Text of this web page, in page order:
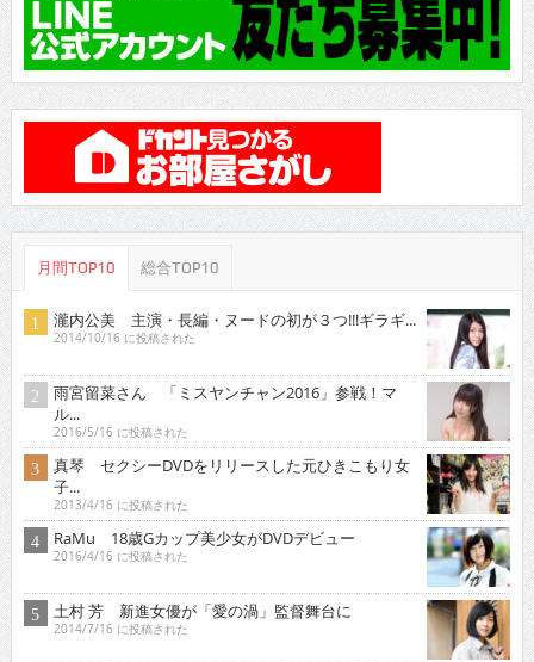
月間TOP10 総合TOP10
瀧内公美 主演・長編・ヌードの初が３つ!!!ギラギ...
2014/10/16 に投稿された
雨宮留菜さん 「ミスヤンチャン2016」参戦！マ
ル...
2016/5/16 に投稿された
真琴 セクシーDVDをリリースした元ひきこもり女
子...
2013/4/16 に投稿された
RaMu 18歳Gカップ美少女がDVDデビュー
2016/4/16 に投稿された
土村 芳 新進女優が「愛の渦」監督舞台に
2014/7/16 に投稿された